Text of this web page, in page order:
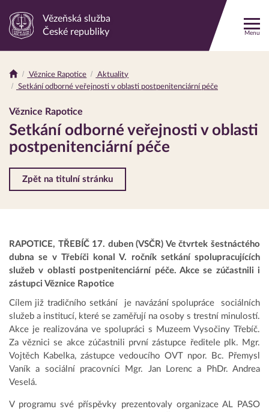
Odkaz
stránku
Vězeňská služba
České republiky
Menu
Drobečková
Věznice Rapotice
Aktuality
Setkání odborné veřejnosti v oblasti postpenitenciární péče
Věznice Rapotice
Setkání odborné veřejnosti v oblasti
postpenitenciární péče
Zpět na titulní stránku
RAPOTICE, TŘEBÍČ 17. duben (VSČR) Ve čtvrtek šestnáctého
dubna se v Třebíči konal V. ročník setkání spolupracujících
služeb v oblasti postpenitenciární péče. Akce se zúčastnili i
zástupci Věznice Rapotice
Cílem již tradičního setkání je navázání spolupráce sociálních
služeb a institucí, které se zaměřují na osoby s trestní minulostí.
Akce je realizována ve spolupráci s Muzeem Vysočiny Třebíč.
Za věznici se akce zúčastnili první zástupce ředitele plk. Mgr.
Vojtěch Kabelka, zástupce vedoucího OVT npor. Bc. Přemysl
Vaník a sociální pracovníci Mgr. Jan Lorenc a PhDr. Andrea
Veselá.
V programu své příspěvky prezentovaly organizace AL PASO